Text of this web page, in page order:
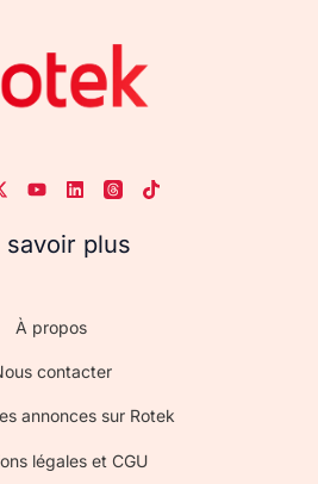
savoir plus
À propos
contacter
annonces sur Rotek
légales et CGU